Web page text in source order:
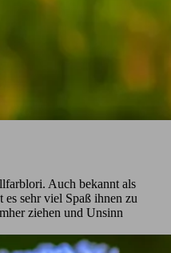
Auch bekannt als
sehr viel Spaß ihnen zu
ziehen und Unsinn